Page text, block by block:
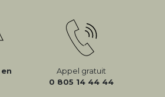
en
Appel gratuit
0 805 14 44 44